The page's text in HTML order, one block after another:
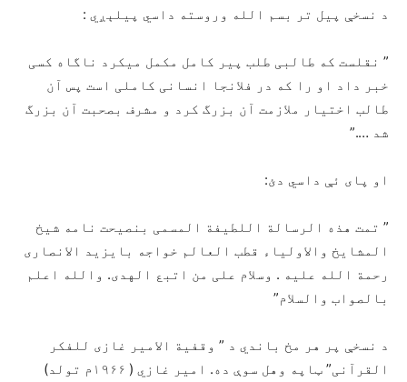
د نسخې پیل تر بسم الله وروسته داسي پیلېږي :
” نقلست که طالبی طلب پیر کامل مکمل میکرد ناگاه کسی
خبر داد او را که در فلانجا انسانی کاملی است پس آن
طالب اختیار ملازمت آن بزرگ کرد و مشرف بصحبت آن بزرگ
شد ….”
او پای ئې داسي دئ:
” تمت هذه الرسالة اللطیفة المسمی بنصیحت نامه شیخ
المشایخ والاولیاء قطب العالم خواجه بایزید الانصاری
رحمة الله علیه . وسلام علی من اتبع الهدی. والله اعلم
بالصواب والسلام”
د نسخې پر هر مخ باندي د ” وقفیة الامیر غازی للفکر
القرآنی” ټاپه وهل سوې ده. امیر غازي ( ۱۹۶۶م تولد)